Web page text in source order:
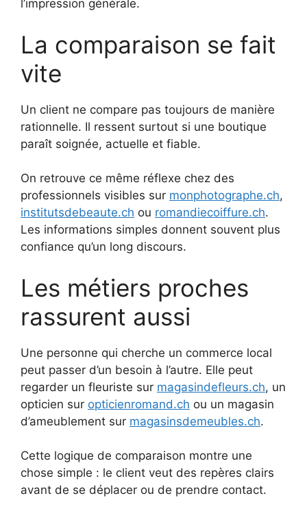
l’impression générale.
La comparaison se fait
vite
Un client ne compare pas toujours de manière
rationnelle. Il ressent surtout si une boutique
paraît soignée, actuelle et fiable.
On retrouve ce même réflexe chez des
professionnels visibles sur monphotographe.ch,
institutsdebeaute.ch ou romandiecoiffure.ch.
Les informations simples donnent souvent plus
confiance qu’un long discours.
Les métiers proches
rassurent aussi
Une personne qui cherche un commerce local
peut passer d’un besoin à l’autre. Elle peut
regarder un fleuriste sur magasindefleurs.ch, un
opticien sur opticienromand.ch ou un magasin
d’ameublement sur magasinsdemeubles.ch.
Cette logique de comparaison montre une
chose simple : le client veut des repères clairs
avant de se déplacer ou de prendre contact.